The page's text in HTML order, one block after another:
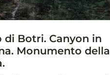
di Botri. Canyon in
Monumento della